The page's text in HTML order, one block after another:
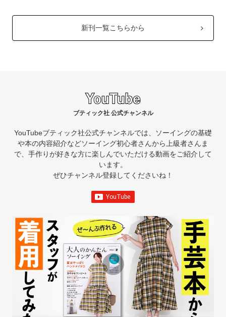
新刊一覧こちらから
ブティック社 公式チャンネル
YouTubeブティック社公式チャンネルでは、ソーイングの基礎
や本の内容紹介などソーイング初心者さんから上級者さんま
で、手作りが好きな方に楽しんでいただける動画をご紹介して
います。
ぜひチャンネル登録してくださいね！